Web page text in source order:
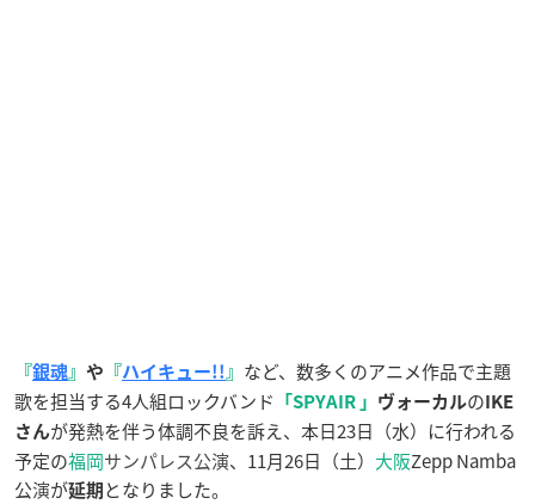
『銀魂 』 や 『ハイキュー!! 』 など、数多くのアニメ作品で主題
歌を担当する4人組ロックバンド
「SPYAIR 」 ヴォーカルのIKE
さんが発熱を伴う体調不良を訴え、本日23日（水）に行われる
予定の福岡サンパレス公演、11月26日（土） 大阪Zepp Namba
公演が延期 となりました。